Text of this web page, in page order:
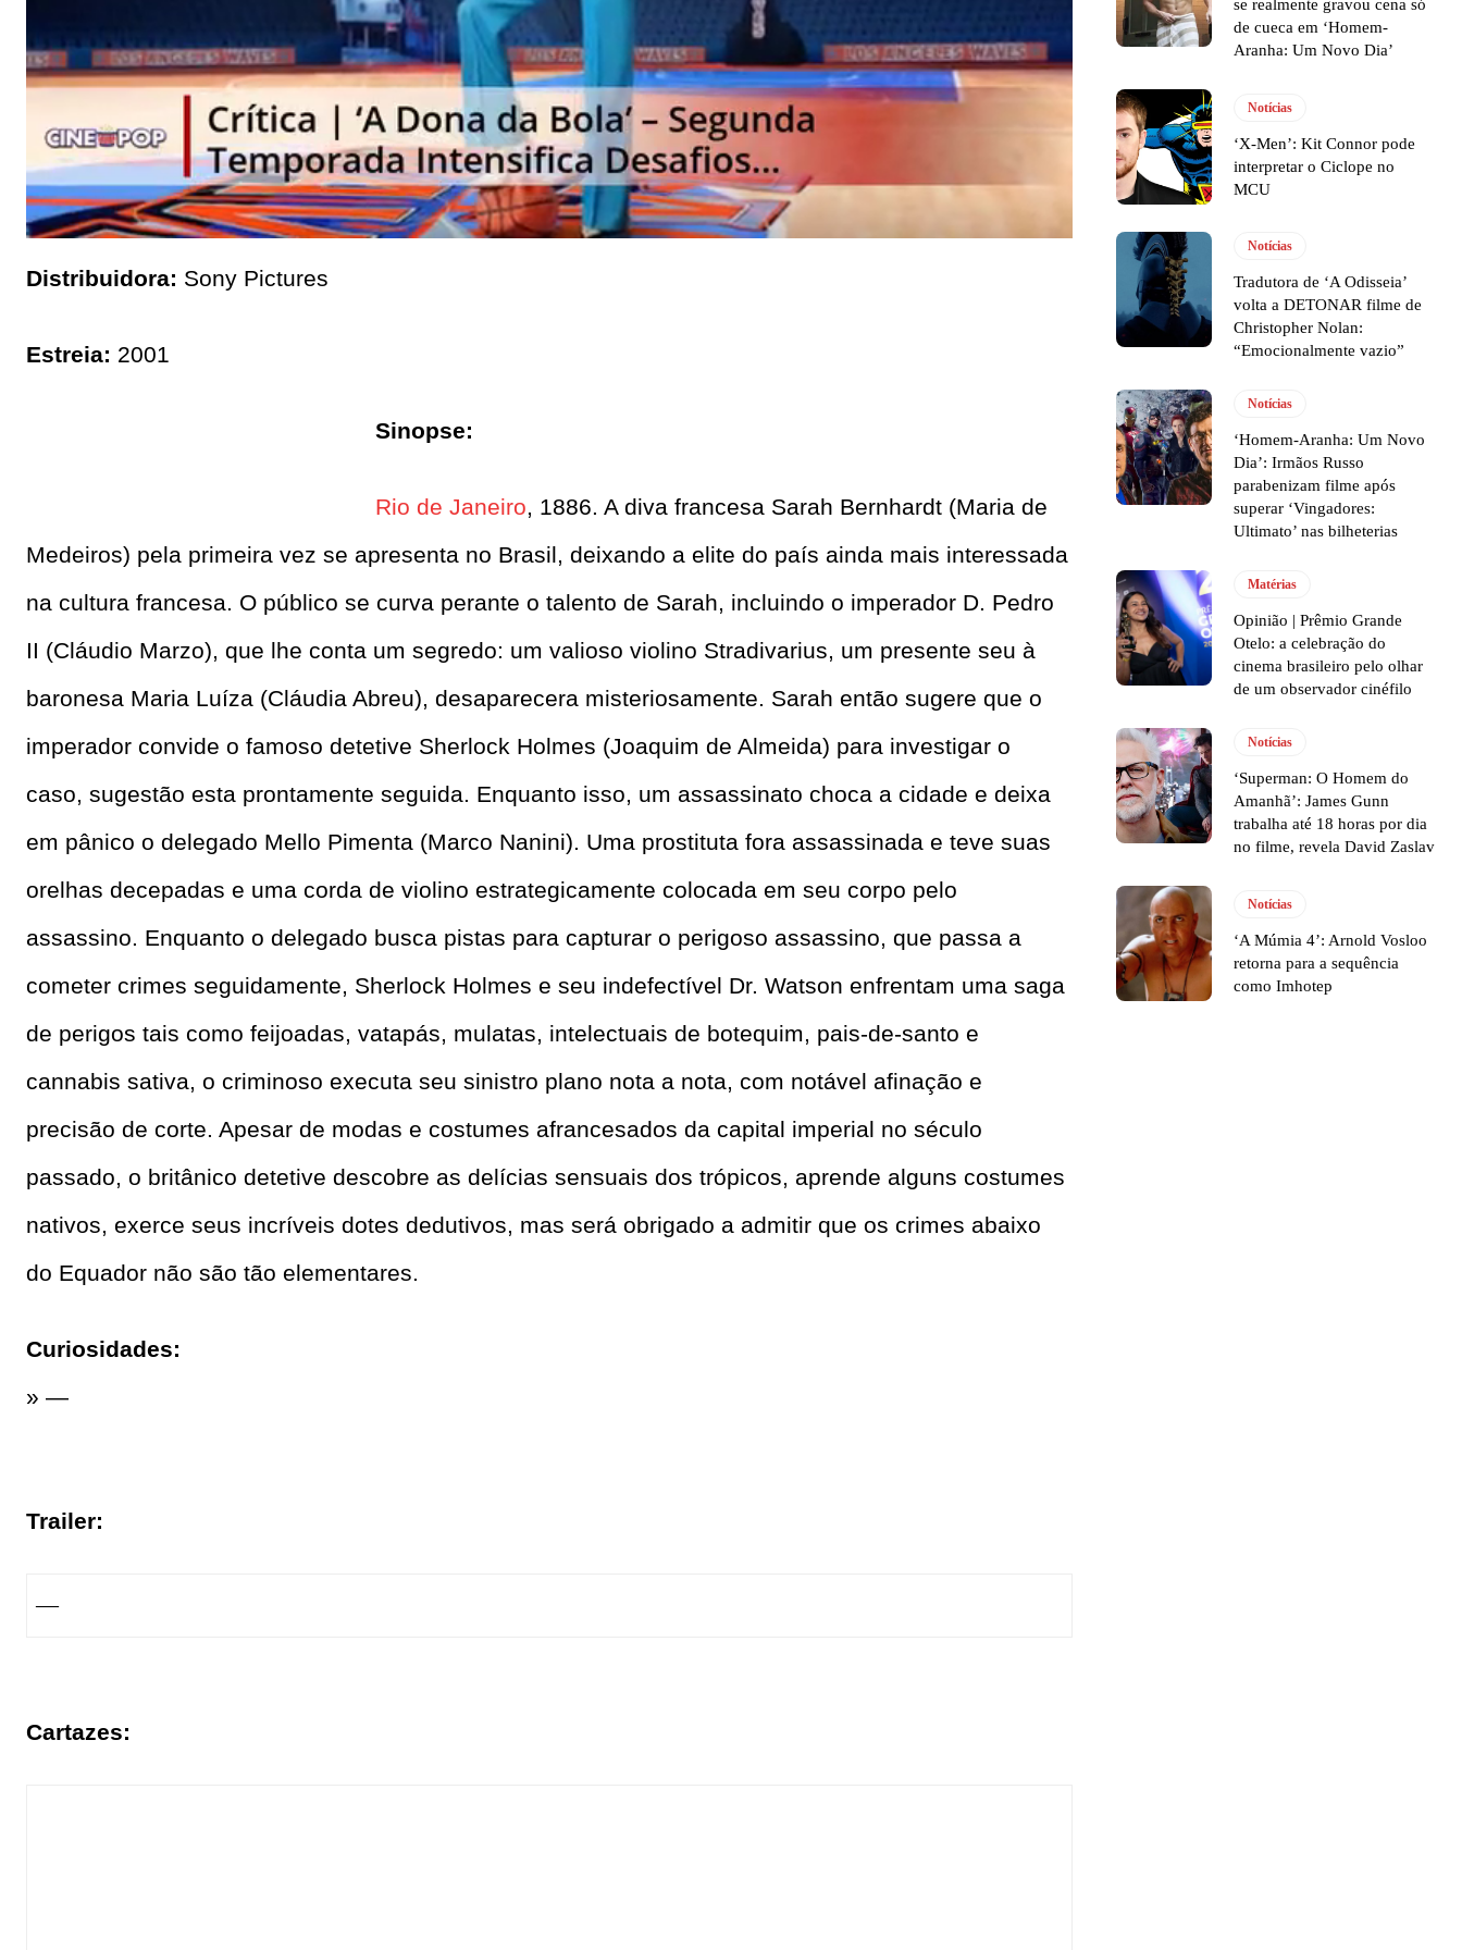
Distribuidora: Sony Pictures
Estreia: 2001
Sinopse:
Rio de Janeiro, 1886. A diva francesa Sarah Bernhardt (Maria de
Medeiros) pela primeira vez se apresenta no Brasil, deixando a elite do país ainda mais interessada
na cultura francesa. O público se curva perante o talento de Sarah, incluindo o imperador D. Pedro
II (Cláudio Marzo), que lhe conta um segredo: um valioso violino Stradivarius, um presente seu à
baronesa Maria Luíza (Cláudia Abreu), desaparecera misteriosamente. Sarah então sugere que o
imperador convide o famoso detetive Sherlock Holmes (Joaquim de Almeida) para investigar o
caso, sugestão esta prontamente seguida. Enquanto isso, um assassinato choca a cidade e deixa
em pânico o delegado Mello Pimenta (Marco Nanini). Uma prostituta fora assassinada e teve suas
orelhas decepadas e uma corda de violino estrategicamente colocada em seu corpo pelo
assassino. Enquanto o delegado busca pistas para capturar o perigoso assassino, que passa a
cometer crimes seguidamente, Sherlock Holmes e seu indefectível Dr. Watson enfrentam uma saga
de perigos tais como feijoadas, vatapás, mulatas, intelectuais de botequim, pais-de-santo e
cannabis sativa, o criminoso executa seu sinistro plano nota a nota, com notável afinação e
precisão de corte. Apesar de modas e costumes afrancesados da capital imperial no século
passado, o britânico detetive descobre as delícias sensuais dos trópicos, aprende alguns costumes
nativos, exerce seus incríveis dotes dedutivos, mas será obrigado a admitir que os crimes abaixo
do Equador não são tão elementares.
Curiosidades:
» —
Trailer:
—
Cartazes:
se realmente gravou cena só
de cueca em ‘Homem-
Aranha: Um Novo Dia’
Notícias
‘X-Men’: Kit Connor pode
interpretar o Ciclope no
MCU
Notícias
Tradutora de ‘A Odisseia’
volta a DETONAR filme de
Christopher Nolan:
“Emocionalmente vazio”
Notícias
‘Homem-Aranha: Um Novo
Dia’: Irmãos Russo
parabenizam filme após
superar ‘Vingadores:
Ultimato’ nas bilheterias
Matérias
Opinião | Prêmio Grande
Otelo: a celebração do
cinema brasileiro pelo olhar
de um observador cinéfilo
Notícias
‘Superman: O Homem do
Amanhã’: James Gunn
trabalha até 18 horas por dia
no filme, revela David Zaslav
Notícias
‘A Múmia 4’: Arnold Vosloo
retorna para a sequência
como Imhotep